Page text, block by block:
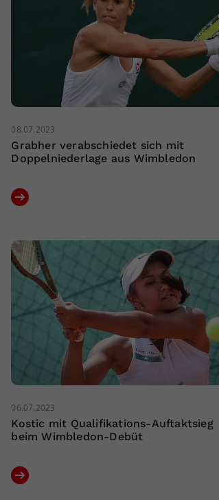
08.07.2023
Grabher verabschiedet sich mit
Doppelniederlage aus Wimbledon
06.07.2023
Kostic mit Qualifikations-Auftaktsieg
beim Wimbledon-Debüt